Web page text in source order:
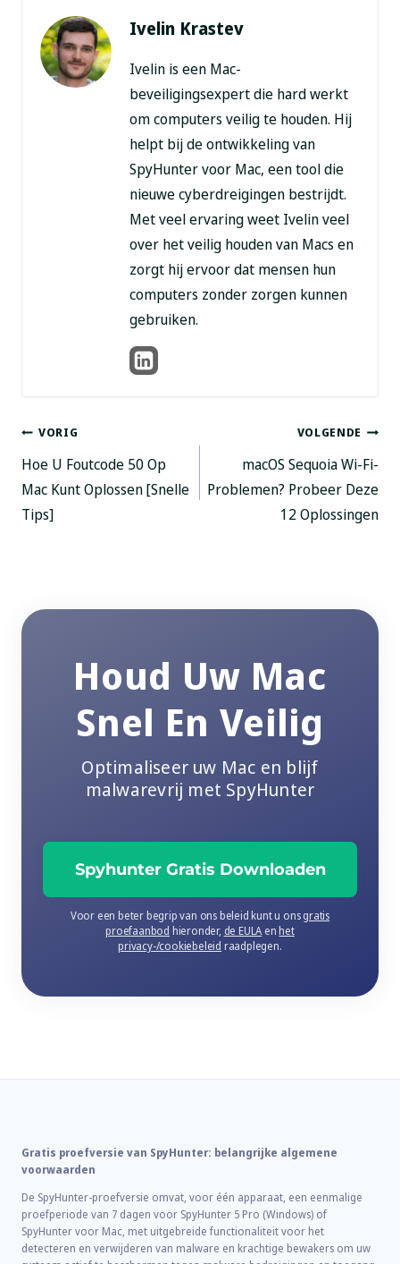
Ivelin Krastev
Ivelin is een Mac-
beveiligingsexpert die hard werkt
om computers veilig te houden. Hij
helpt bij de ontwikkeling van
SpyHunter voor Mac, een tool die
nieuwe cyberdreigingen bestrijdt.
Met veel ervaring weet Ivelin veel
over het veilig houden van Macs en
zorgt hij ervoor dat mensen hun
computers zonder zorgen kunnen
gebruiken.
Berichtnavigatie
VORIG
Hoe U Foutcode 50 Op
Mac Kunt Oplossen [Snelle
Tips]
VOLGENDE
macOS Sequoia Wi-Fi-
Problemen? Probeer Deze
12 Oplossingen
Houd Uw Mac
Snel En Veilig
Optimaliseer uw Mac en blijf
malwarevrij met SpyHunter
Spyhunter Gratis Downloaden
Voor een beter begrip van ons beleid kunt u onsgratis
proefaanbod hieronder, de EULA en het
privacy-/cookiebeleid raadplegen.
Gratis proefversie van SpyHunter: belangrijke algemene
voorwaarden
De SpyHunter-proefversie omvat, voor één apparaat, een eenmalige
proefperiode van 7 dagen voor SpyHunter 5 Pro (Windows) of
SpyHunter voor Mac, met uitgebreide functionaliteit voor het
detecteren en verwijderen van malware en krachtige bewakers om uw